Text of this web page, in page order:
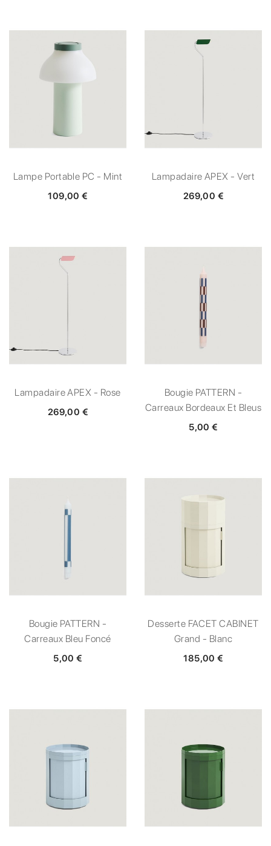
Lampe Portable PC - Mint
109,00 €
Lampadaire APEX - Vert
269,00 €
Lampadaire APEX - Rose
269,00 €
Bougie PATTERN -
Carreaux Bordeaux Et Bleus
5,00 €
Bougie PATTERN -
Carreaux Bleu Foncé
5,00 €
Desserte FACET CABINET
Grand - Blanc
185,00 €